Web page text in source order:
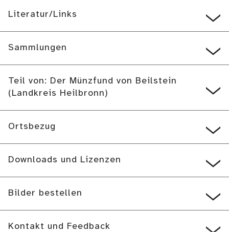
Literatur/Links
Sammlungen
Teil von: Der Münzfund von Beilstein
(Landkreis Heilbronn)
Ortsbezug
Downloads und Lizenzen
Bilder bestellen
Kontakt und Feedback